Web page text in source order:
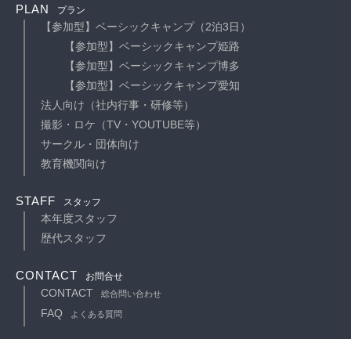
PLAN プラン
【参加型】ベーシックキャンプ（2泊3日）
【参加型】ベーシックキャンプ姫路
【参加型】ベーシックキャンプ博多
【参加型】ベーシックキャンプ愛知
法人向け（社内行事・研修等）
撮影・ロケ（TV・YOUTUBE等）
サークル・団体向け
教育機関向け
STAFF スタッフ
本年度スタッフ
歴代スタッフ
CONTACT お問合せ
CONTACT 総合問い合わせ
FAQ よくある質問